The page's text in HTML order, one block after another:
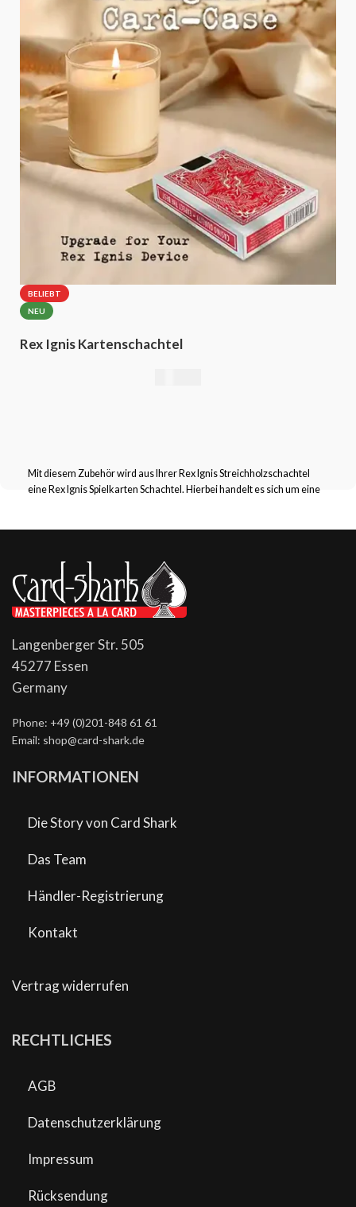
mitgeliefert wird.
BELIEBT
NEU
Rex Ignis Kartenschachtel
Mit diesem Zubehör wird aus Ihrer Rex Ignis Streichholzschachtel
eine Rex Ignis Spielkarten Schachtel. Hierbei handelt es sich um eine
Langenberger Str. 505
45277 Essen
Germany
Phone: +49 (0)201-848 61 61
Email: shop@card-shark.de
INFORMATIONEN
Die Story von Card Shark
Das Team
Händler-Registrierung
Kontakt
Vertrag widerrufen
RECHTLICHES
AGB
Datenschutzerklärung
Impressum
Rücksendung